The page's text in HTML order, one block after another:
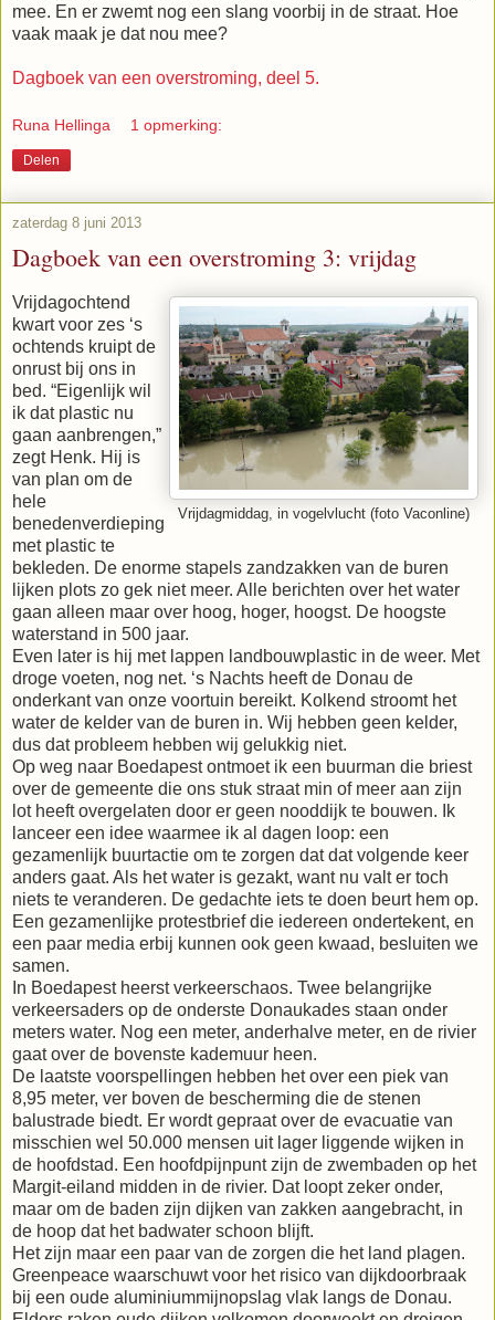
mee. En er zwemt nog een slang voorbij in de straat. Hoe
vaak maak je dat nou mee?
Dagboek van een overstroming, deel 5.
Runa Hellinga 1 opmerking:
Delen
zaterdag 8 juni 2013
Dagboek van een overstroming 3: vrijdag
Vrijdagmiddag, in vogelvlucht (foto Vaconline)
Vrijdagochtend
kwart voor zes ‘s
ochtends kruipt de
onrust bij ons in
bed. “Eigenlijk wil
ik dat plastic nu
gaan aanbrengen,”
zegt Henk. Hij is
van plan om de
hele
benedenverdieping
met plastic te
bekleden. De enorme stapels zandzakken van de buren
lijken plots zo gek niet meer. Alle berichten over het water
gaan alleen maar over hoog, hoger, hoogst. De hoogste
waterstand in 500 jaar.
Even later is hij met lappen landbouwplastic in de weer. Met
droge voeten, nog net. ‘s Nachts heeft de Donau de
onderkant van onze voortuin bereikt. Kolkend stroomt het
water de kelder van de buren in. Wij hebben geen kelder,
dus dat probleem hebben wij gelukkig niet.
Op weg naar Boedapest ontmoet ik een buurman die briest
over de gemeente die ons stuk straat min of meer aan zijn
lot heeft overgelaten door er geen nooddijk te bouwen. Ik
lanceer een idee waarmee ik al dagen loop: een
gezamenlijk buurtactie om te zorgen dat dat volgende keer
anders gaat. Als het water is gezakt, want nu valt er toch
niets te veranderen. De gedachte iets te doen beurt hem op.
Een gezamenlijke protestbrief die iedereen ondertekent, en
een paar media erbij kunnen ook geen kwaad, besluiten we
samen.
In Boedapest heerst verkeerschaos. Twee belangrijke
verkeersaders op de onderste Donaukades staan onder
meters water. Nog een meter, anderhalve meter, en de rivier
gaat over de bovenste kademuur heen.
De laatste voorspellingen hebben het over een piek van
8,95 meter, ver boven de bescherming die de stenen
balustrade biedt. Er wordt gepraat over de evacuatie van
misschien wel 50.000 mensen uit lager liggende wijken in
de hoofdstad. Een hoofdpijnpunt zijn de zwembaden op het
Margit-eiland midden in de rivier. Dat loopt zeker onder,
maar om de baden zijn dijken van zakken aangebracht, in
de hoop dat het badwater schoon blijft.
Het zijn maar een paar van de zorgen die het land plagen.
Greenpeace waarschuwt voor het risico van dijkdoorbraak
bij een oude aluminiummijnopslag vlak langs de Donau.